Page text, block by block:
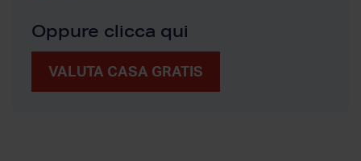
Oppure clicca qui
VALUTA CASA GRATIS